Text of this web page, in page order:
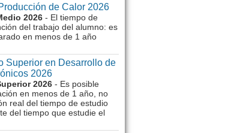
de Calor 2026
2026 - El tiempo de
del trabajo del alumno: es
en menos de 1 año
Superior en Desarrollo de
2026
2026 - Es posible
en menos de 1 año, no
real del tiempo de estudio
del tiempo que estudie el